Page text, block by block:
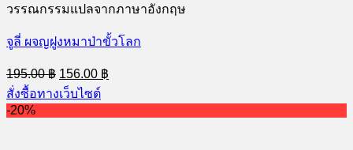
วรรณกรรมแปลจากภาษาอังกฤษ
จูลี่ ผจญฝูงหมาป่าขั้วโลก
195.00฿ Original
price
was:
195.00 ฿.
156.00 ฿
price
156.00 ฿.
สั่งซื้อทางเว็บไซต์
-20%